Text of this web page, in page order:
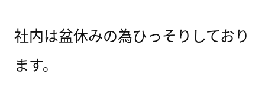
社内は盆休みの為ひっそりしており
ます。